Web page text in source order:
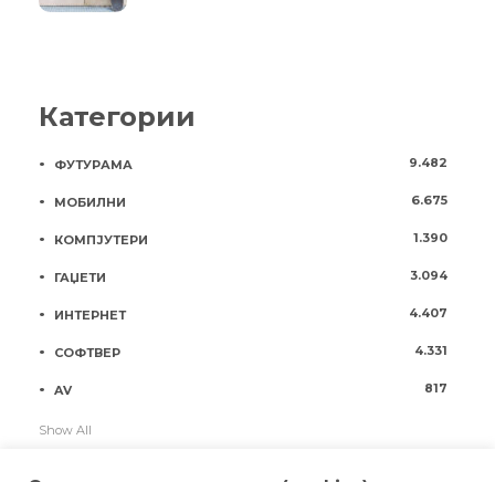
Категории
ФУТУРАМА 9.482
МОБИЛНИ 6.675
КОМПЈУТЕРИ 1.390
ГАЏЕТИ 3.094
ИНТЕРНЕТ 4.407
СОФТВЕР 4.331
AV 817
Show All